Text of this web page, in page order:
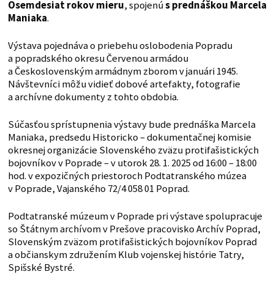
Osemdesiat rokov mieru, spojenús prednáškou Marcela
Maniaka.
Výstava pojednáva o priebehu oslobodenia Popradu
a popradského okresu Červenou armádou
a Československým armádnym zborom v januári 1945.
Návštevníci môžu vidieť dobové artefakty, fotografie
a archívne dokumenty z tohto obdobia.
Súčasťou sprístupnenia výstavy bude prednáška Marcela
Maniaka, predsedu Historicko – dokumentačnej komisie
okresnej organizácie Slovenského zväzu protifašistických
bojovníkov v Poprade – v utorok 28. 1. 2025 od 16:00 – 18:00
hod. v expozičných priestoroch Podtatranského múzea
v Poprade, Vajanského 72/4 058 01 Poprad.
Podtatranské múzeum v Poprade pri výstave spolupracuje
so Štátnym archívom v Prešove pracovisko Archív Poprad,
Slovenským zväzom protifašistických bojovníkov Poprad
a občianskym združením Klub vojenskej histórie Tatry,
Spišské Bystré.